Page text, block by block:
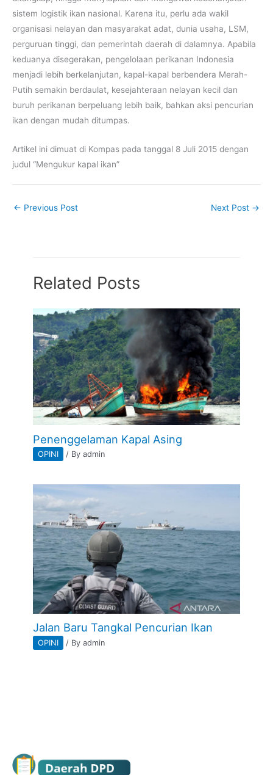
sistem logistik ikan nasional. Karena itu, perlu ada wakil
organisasi nelayan dan masyarakat adat, dunia usaha, LSM,
perguruan tinggi, dan pemerintah daerah di dalamnya. Apabila
keduanya disegerakan, pengelolaan perikanan Indonesia
menjadi lebih berkelanjutan, kapal-kapal berbendera Merah-
Putih semakin berdaulat, kesejahteraan nelayan kecil dan
buruh perikanan berpeluang lebih baik, bahkan aksi pencurian
ikan dengan mudah ditumpas.
Artikel ini dimuat di Kompas pada tanggal 8 Juli 2015 dengan
judul “Mengukur kapal ikan”
← Previous Post Next Post →
Related Posts
Penenggelaman Kapal Asing
OPINI / Byadmin
Jalan Baru Tangkal Pencurian Ikan
OPINI / Byadmin